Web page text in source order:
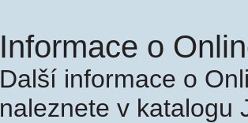
Informace o
Další informace o
naleznete v katalogu